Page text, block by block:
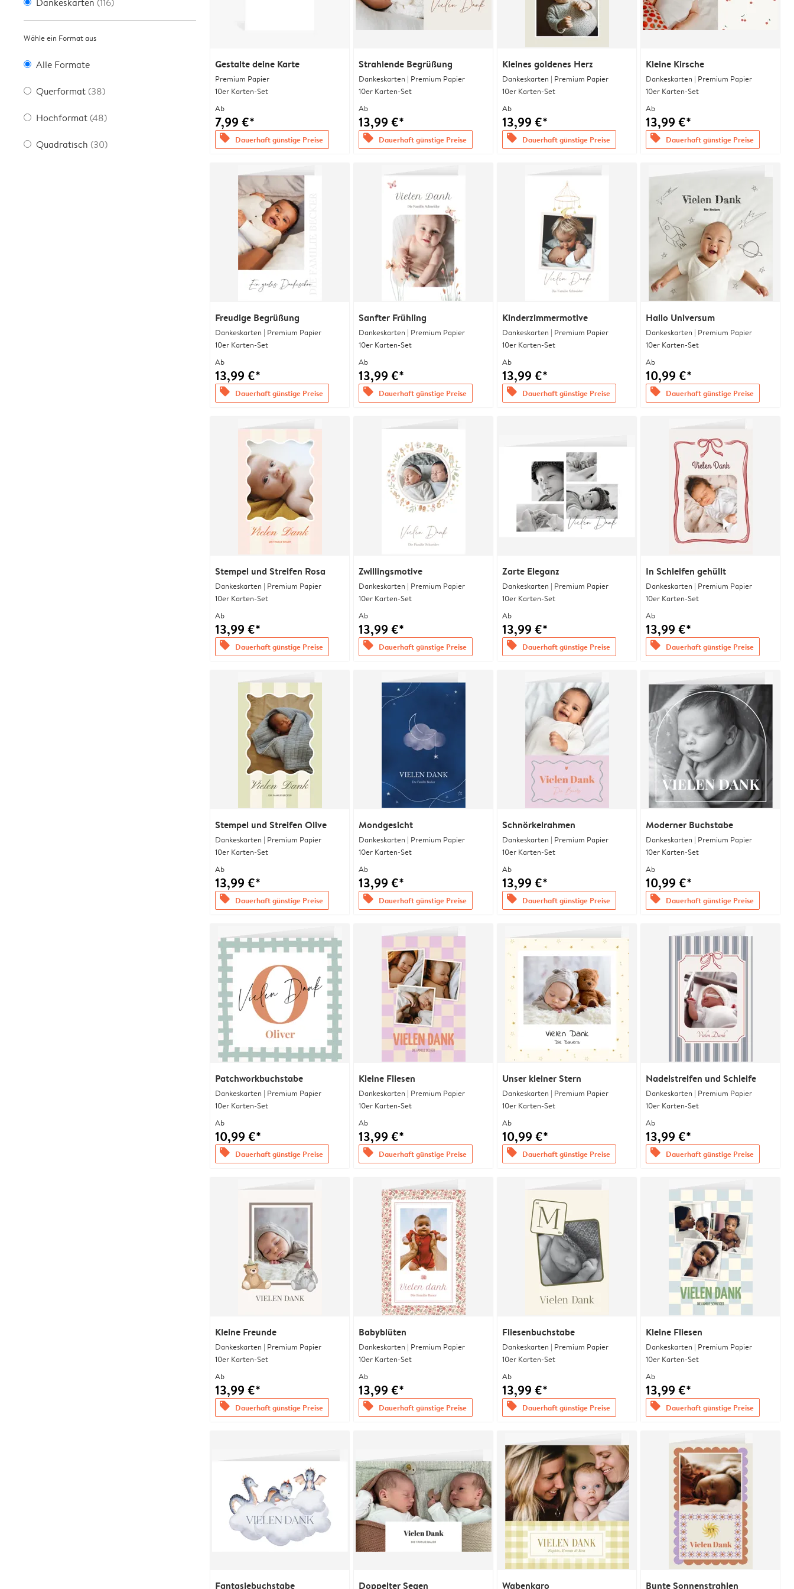
Dankeskarten (116)
Wähle ein Format aus
Alle Formate
Querformat (38)
Hochformat (48)
Quadratisch (30)
Gestalte deine Karte
Premium Papier
10er Karten-Set
Ab
7,99 €*
offers Dauerhaft günstige Preise
Strahlende Begrüßung
Dankeskarten | Premium Papier
10er Karten-Set
Ab
13,99 €*
offers Dauerhaft günstige Preise
Kleines goldenes Herz
Dankeskarten | Premium Papier
10er Karten-Set
Ab
13,99 €*
offers Dauerhaft günstige Preise
Kleine Kirsche
Dankeskarten | Premium Papier
10er Karten-Set
Ab
13,99 €*
offers Dauerhaft günstige Preise
Freudige Begrüßung
Dankeskarten | Premium Papier
10er Karten-Set
Ab
13,99 €*
offers Dauerhaft günstige Preise
Sanfter Frühling
Dankeskarten | Premium Papier
10er Karten-Set
Ab
13,99 €*
offers Dauerhaft günstige Preise
Kinderzimmermotive
Dankeskarten | Premium Papier
10er Karten-Set
Ab
13,99 €*
offers Dauerhaft günstige Preise
Hallo Universum
Dankeskarten | Premium Papier
10er Karten-Set
Ab
10,99 €*
offers Dauerhaft günstige Preise
Stempel und Streifen Rosa
Dankeskarten | Premium Papier
10er Karten-Set
Ab
13,99 €*
offers Dauerhaft günstige Preise
Zwillingsmotive
Dankeskarten | Premium Papier
10er Karten-Set
Ab
13,99 €*
offers Dauerhaft günstige Preise
Zarte Eleganz
Dankeskarten | Premium Papier
10er Karten-Set
Ab
13,99 €*
offers Dauerhaft günstige Preise
In Schleifen gehüllt
Dankeskarten | Premium Papier
10er Karten-Set
Ab
13,99 €*
offers Dauerhaft günstige Preise
Stempel und Streifen Olive
Dankeskarten | Premium Papier
10er Karten-Set
Ab
13,99 €*
offers Dauerhaft günstige Preise
Mondgesicht
Dankeskarten | Premium Papier
10er Karten-Set
Ab
13,99 €*
offers Dauerhaft günstige Preise
Schnörkelrahmen
Dankeskarten | Premium Papier
10er Karten-Set
Ab
13,99 €*
offers Dauerhaft günstige Preise
Moderner Buchstabe
Dankeskarten | Premium Papier
10er Karten-Set
Ab
10,99 €*
offers Dauerhaft günstige Preise
Patchworkbuchstabe
Dankeskarten | Premium Papier
10er Karten-Set
Ab
10,99 €*
offers Dauerhaft günstige Preise
Kleine Fliesen
Dankeskarten | Premium Papier
10er Karten-Set
Ab
13,99 €*
offers Dauerhaft günstige Preise
Unser kleiner Stern
Dankeskarten | Premium Papier
10er Karten-Set
Ab
10,99 €*
offers Dauerhaft günstige Preise
Nadelstreifen und Schleife
Dankeskarten | Premium Papier
10er Karten-Set
Ab
13,99 €*
offers Dauerhaft günstige Preise
Kleine Freunde
Dankeskarten | Premium Papier
10er Karten-Set
Ab
13,99 €*
offers Dauerhaft günstige Preise
Babyblüten
Dankeskarten | Premium Papier
10er Karten-Set
Ab
13,99 €*
offers Dauerhaft günstige Preise
Fliesenbuchstabe
Dankeskarten | Premium Papier
10er Karten-Set
Ab
13,99 €*
offers Dauerhaft günstige Preise
Kleine Fliesen
Dankeskarten | Premium Papier
10er Karten-Set
Ab
13,99 €*
offers Dauerhaft günstige Preise
Fantasiebuchstabe Doppelter Segen Wabenkaro Bunte Sonnenstrahlen